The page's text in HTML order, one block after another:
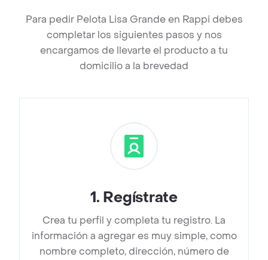
Para pedir Pelota Lisa Grande en Rappi debes
completar los siguientes pasos y nos
encargamos de llevarte el producto a tu
domicilio a la brevedad
1. Regístrate
Crea tu perfil y completa tu registro. La
información a agregar es muy simple, como
nombre completo, dirección, número de